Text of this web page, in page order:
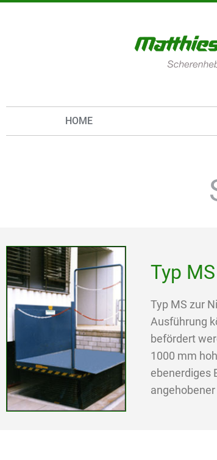
HOME
Typ
Typ MS zur
Ausführung
befördert
1000 mm
ebenerdiges